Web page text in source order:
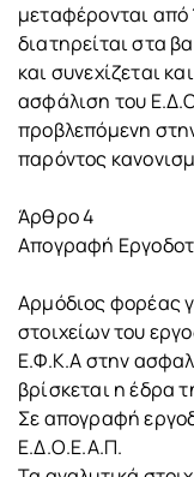
μεταφέρονται από
διατηρείται στα
και συνεχίζεται
ασφάλιση του
προβλεπόμενη
παρόντος
Άρθρο 4
Απογραφή
Αρμόδιος φορέας
στοιχείων του
Ε.Φ.Κ.Α στην
βρίσκεται η έδρα
Σε απογραφή
Ε.Δ.Ο.Ε.Α.Π.